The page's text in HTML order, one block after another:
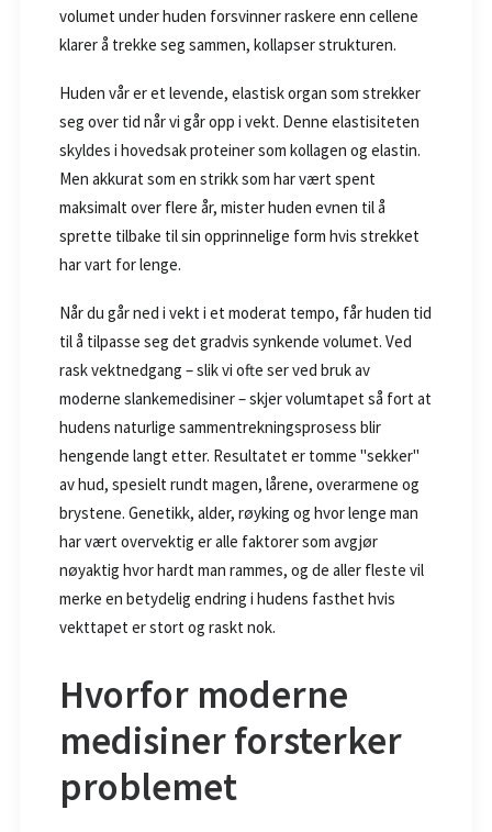
volumet under huden forsvinner raskere enn cellene
klarer å trekke seg sammen, kollapser strukturen.
Huden vår er et levende, elastisk organ som strekker
seg over tid når vi går opp i vekt. Denne elastisiteten
skyldes i hovedsak proteiner som kollagen og elastin.
Men akkurat som en strikk som har vært spent
maksimalt over flere år, mister huden evnen til å
sprette tilbake til sin opprinnelige form hvis strekket
har vart for lenge.
Når du går ned i vekt i et moderat tempo, får huden tid
til å tilpasse seg det gradvis synkende volumet. Ved
rask vektnedgang – slik vi ofte ser ved bruk av
moderne slankemedisiner – skjer volumtapet så fort at
hudens naturlige sammentrekningsprosess blir
hengende langt etter. Resultatet er tomme "sekker"
av hud, spesielt rundt magen, lårene, overarmene og
brystene. Genetikk, alder, røyking og hvor lenge man
har vært overvektig er alle faktorer som avgjør
nøyaktig hvor hardt man rammes, og de aller fleste vil
merke en betydelig endring i hudens fasthet hvis
vekttapet er stort og raskt nok.
Hvorfor moderne
medisiner forsterker
problemet